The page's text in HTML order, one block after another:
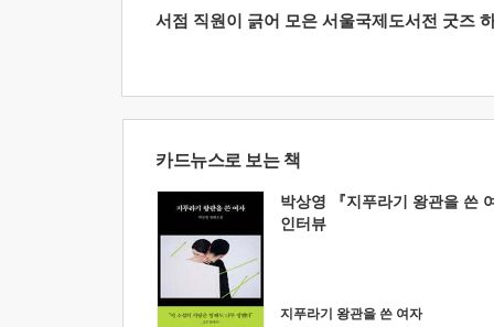
서점 직원이 긁어 모은 서울국제도서전 굿즈
카드뉴스로 보는 책
박상영 『지푸라기 왕관을 쓴
인터뷰
지푸라기 왕관을 쓴 여자